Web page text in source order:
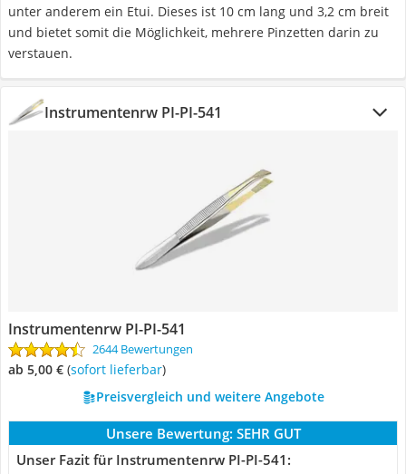
unter anderem ein Etui. Dieses ist 10 cm lang und 3,2 cm breit
und bietet somit die Möglichkeit, mehrere Pinzetten darin zu
verstauen.
Instrumentenrw PI-PI-541
Instrumentenrw PI-PI-541
2644 Bewertungen
ab 5,00 € ( Sofort lieferbar)
Preisvergleich und weitere Angebote
Unsere Bewertung: SEHR GUT
Unser Fazit für Instrumentenrw PI-PI-541: